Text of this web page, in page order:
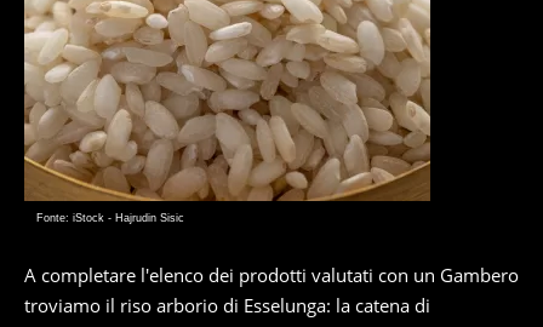
Fonte: iStock - Hajrudin Sisic
A completare l'elenco dei prodotti valutati con un Gambero
troviamo il riso arborio di Esselunga: la catena di